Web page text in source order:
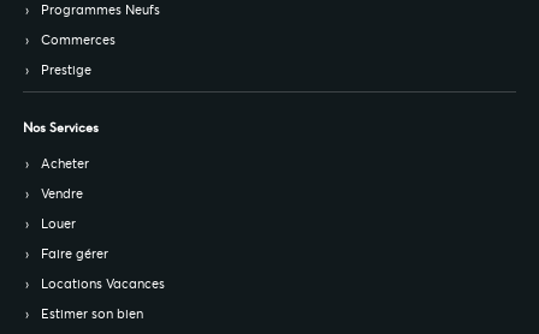
Programmes Neufs
Commerces
Prestige
Nos Services
Acheter
Vendre
Louer
Faire gérer
Locations Vacances
Estimer son bien